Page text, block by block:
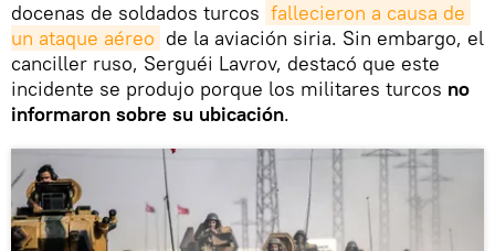
docenas de soldados turcos fallecieron a causa de
un ataque aéreo de la aviación siria. Sin embargo, el
canciller ruso, Serguéi Lavrov, destacó que este
incidente se produjo porque los militares turcos no
informaron sobre su ubicación.